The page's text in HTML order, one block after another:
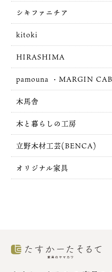
シキファニチア
kitoki
HIRASHIMA
pamouna ・MARGIN
木馬舎
木と暮らしの工房
立野木材工芸(BENCA)
オリジナル家具